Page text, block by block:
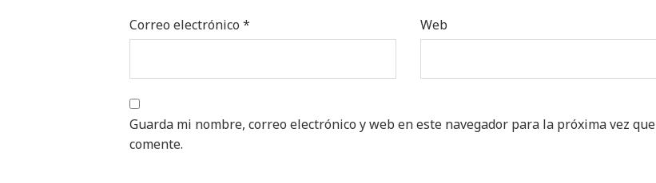
Correo electrónico * Web
Guarda mi nombre, correo electrónico y web en este navegador para la próxima vez que
comente.